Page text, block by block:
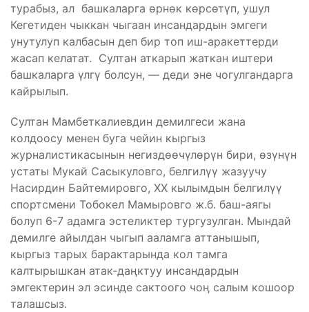
турабыз, ал башкаларга өрнөк көрсөтүп, ушул
Кегетиден чыккан чыгаан инсандардын эмгеги
унутулуп калбасын деп бир топ иш-аракеттерди
жасап келатат. Султан аткарып жаткан иштери
башкаларга үлгү болсун, — деди эне чогулгандарга
кайрылып.
Султан Мамбеткалиевдин демилгеси жана
колдоосу менен буга чейин кыргыз
журналистикасынын негиздөөчүлөрүн бири, өзүнүн
устаты Мукай Сасыкуловго, белгилүү жазуучу
Насирдин Байтемировго, ХХ кылымдын белгилүү
спортсмени Тобокел Мамыровго ж.б. баш-аягы
болуп 6-7 адамга эстеликтер тургузулган. Мындай
демилге айылдан чыгып ааламга аттанышып,
кыргыз тарых барактарында кол тамга
калтырышкан атак-даӊктуу инсандардын
эмгектерин эл эсинде сактоого чоӊ салым кошоор
талашсыз.